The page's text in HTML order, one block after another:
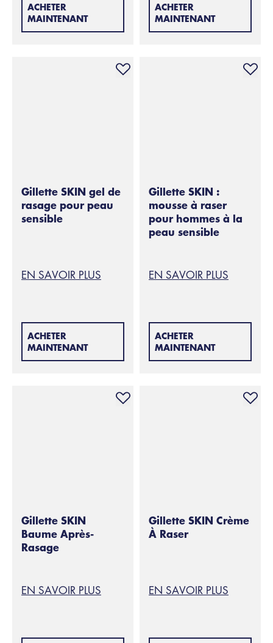
ACHETER
MAINTENANT
ACHETER
MAINTENANT
Gillette SKIN gel de
rasage pour peau
sensible
EN SAVOIR PLUS
ACHETER
MAINTENANT
Gillette SKIN :
mousse à raser
pour hommes à la
peau sensible
EN SAVOIR PLUS
ACHETER
MAINTENANT
Gillette SKIN
Baume Après-
Rasage
EN SAVOIR PLUS
Gillette SKIN Crème
À Raser
EN SAVOIR PLUS